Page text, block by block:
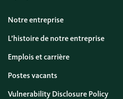
Notre entreprise
L’histoire de notre entreprise
Emplois et carrière
Postes vacants
Vulnerability Disclosure Policy